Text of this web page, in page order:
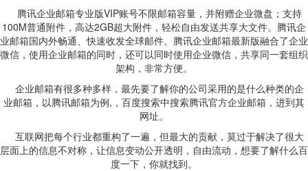
腾讯企业邮箱专业版VIP账号不限邮箱容量，并附赠企业微盘；支持
100M普通附件，高达2GB超大附件，轻松自由发送共享大文件。腾讯企
业邮箱国内外畅通、快速收发全球邮件。腾讯企业邮箱最新版融合了企业
微信，使用企业邮箱的同时，还可以同时使用企业微信，共享同一套组织
架构，非常方便。
企业邮箱有很多种多样，最先要了解你的公司采用的是什么种类的企
业邮箱，以腾讯邮箱为例,，百度搜索中搜索腾讯官方企业邮箱，进到其
网址。
互联网把每个行业都重构了一遍，但最大的贡献，莫过于解决了很大
层面上的信息不对称，让信息变动公开透明，自由流动，想要了解什么百
度一下，你就找到。